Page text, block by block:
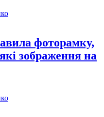
фоторамку,
зображення на